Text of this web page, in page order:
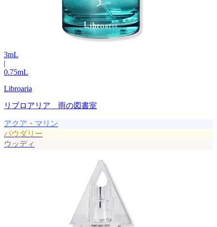
3mL
|
0.75mL
Libroaria
リブロアリア 雨の図書室
アクア・マリン
パウダリー
ウッディ